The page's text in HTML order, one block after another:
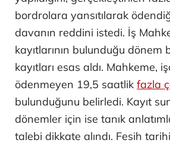
bordrolara yansıtılarak
davanın reddini istedi. İş
kayıtlarının bulunduğu dönem
kayıtları esas aldı. Mahkeme,
ödenmeyen 19,5 saatlik fazla
bulunduğunu belirledi. Kayıt
dönemler için ise tanık
talebi dikkate alındı. Fesih